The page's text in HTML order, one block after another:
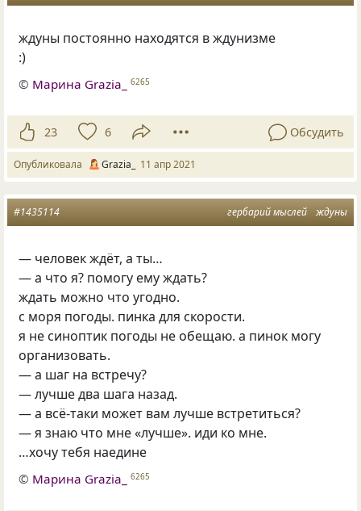
ждуны постоянно находятся в ждунизме
:)
© Марина Grazia_ 6265
23 6 Обсудить
Опубликовала Grazia_ 11 апр 2021
гербарий мыслей ждуны
#1435114
— человек ждёт, а ты…
— а что я? помогу ему ждать?
ждать можно что угодно.
с моря погоды. пинка для скорости.
я не синоптик погоды не обещаю. а пинок могу
организовать.
— а шаг на встречу?
— лучше два шага назад.
— а всё-таки может вам лучше встретиться?
— я знаю что мне «лучше». иди ко мне.
…хочу тебя наедине
© Марина Grazia_ 6265